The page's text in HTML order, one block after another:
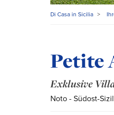
Di Casa in Sicilia >
Petite
Exklusive
Noto - Südost-